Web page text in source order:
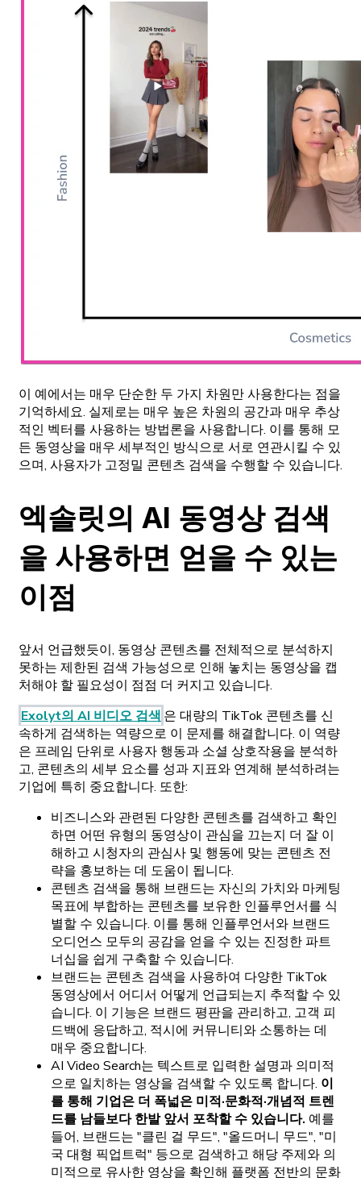
이 예에서는 매우 단순한 두 가지 차원만 사용한다는 점을
기억하세요. 실제로는 매우 높은 차원의 공간과 매우 추상
적인 벡터를 사용하는 방법론을 사용합니다. 이를 통해 모
든 동영상을 매우 세부적인 방식으로 서로 연관시킬 수 있
으며, 사용자가 고정밀 콘텐츠 검색을 수행할 수 있습니다.
엑솔릿의 AI 동영상 검색
을 사용하면 얻을 수 있는
이점
앞서 언급했듯이, 동영상 콘텐츠를 전체적으로 분석하지
못하는 제한된 검색 가능성으로 인해 놓치는 동영상을 캡
처해야 할 필요성이 점점 더 커지고 있습니다.
Exolyt의 AI 비디오 검색 은 대량의 TikTok 콘텐츠를 신
속하게 검색하는 역량으로 이 문제를 해결합니다. 이 역량
은 프레임 단위로 사용자 행동과 소셜 상호작용을 분석하
고, 콘텐츠의 세부 요소를 성과 지표와 연계해 분석하려는
기업에 특히 중요합니다. 또한:
비즈니스와 관련된 다양한 콘텐츠를 검색하고 확인
하면 어떤 유형의 동영상이 관심을 끄는지 더 잘 이
해하고 시청자의 관심사 및 행동에 맞는 콘텐츠 전
략을 홍보하는 데 도움이 됩니다.
콘텐츠 검색을 통해 브랜드는 자신의 가치와 마케팅
목표에 부합하는 콘텐츠를 보유한 인플루언서를 식
별할 수 있습니다. 이를 통해 인플루언서와 브랜드
오디언스 모두의 공감을 얻을 수 있는 진정한 파트
너십을 쉽게 구축할 수 있습니다.
브랜드는 콘텐츠 검색을 사용하여 다양한 TikTok
동영상에서 어디서 어떻게 언급되는지 추적할 수 있
습니다. 이 기능은 브랜드 평판을 관리하고, 고객 피
드백에 응답하고, 적시에 커뮤니티와 소통하는 데
매우 중요합니다.
AI Video Search는 텍스트로 입력한 설명과 의미적
으로 일치하는 영상을 검색할 수 있도록 합니다. 이
를 통해 기업은 더 폭넓은 미적·문화적·개념적 트렌
드를 남들보다 한발 앞서 포착할 수 있습니다. 예를
들어, 브랜드는 "클린 걸 무드", "올드머니 무드", "미
국 대형 픽업트럭" 등으로 검색하고 해당 주제와 의
미적으로 유사한 영상을 확인해 플랫폼 전반의 문화